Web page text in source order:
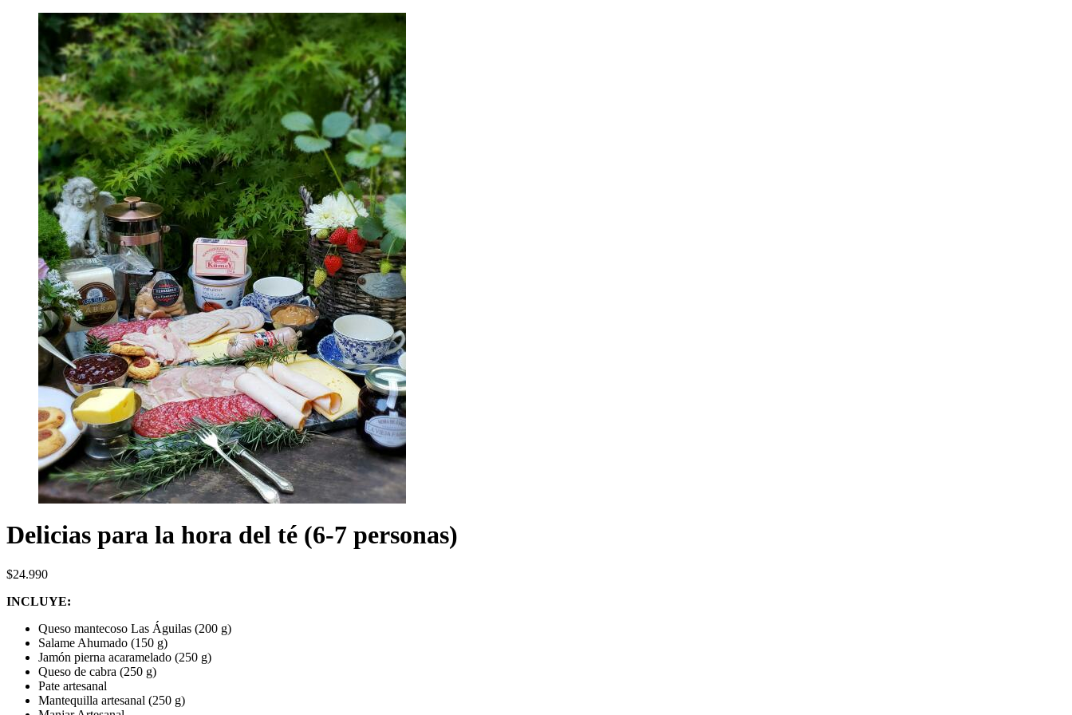
Delicias para la hora del té (6-7 personas)
$24.990
INCLUYE:
Queso mantecoso Las Águilas (200 g)
Salame Ahumado (150 g)
Jamón pierna acaramelado (250 g)
Queso de cabra (250 g)
Pate artesanal
Mantequilla artesanal (250 g)